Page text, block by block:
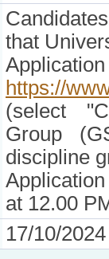
that
https://
(select
Group
discipline
at 12.00
17/10/2024